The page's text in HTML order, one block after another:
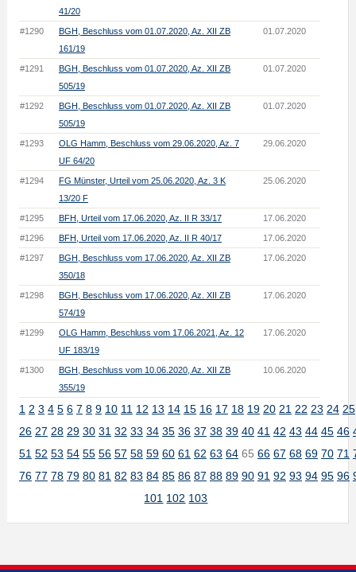
41/20
#1290
BGH, Beschluss vom 01.07.2020, Az. XII ZB
161/19
01.07.2020
#1291
BGH, Beschluss vom 01.07.2020, Az. XII ZB
505/19
01.07.2020
#1292
BGH, Beschluss vom 01.07.2020, Az. XII ZB
505/19
01.07.2020
#1293
OLG Hamm, Beschluss vom 29.06.2020, Az. 7
UF 64/20
29.06.2020
#1294
FG Münster, Urteil vom 25.06.2020, Az. 3 K
13/20 F
25.06.2020
#1295 BFH, Urteil vom 17.06.2020, Az. II R 33/17 17.06.2020
#1296 BFH, Urteil vom 17.06.2020, Az. II R 40/17 17.06.2020
#1297
BGH, Beschluss vom 17.06.2020, Az. XII ZB
350/18
17.06.2020
#1298
BGH, Beschluss vom 17.06.2020, Az. XII ZB
574/19
17.06.2020
#1299
OLG Hamm, Beschluss vom 17.06.2021, Az. 12
UF 183/19
17.06.2020
#1300
BGH, Beschluss vom 10.06.2020, Az. XII ZB
355/19
10.06.2020
1 2 3 4 5 6 7 8 9 10 11 12 13 14 15 16 17 18 19 20 21 22 23 24 25
26 27 28 29 30 31 32 33 34 35 36 37 38 39 40 41 42 43 44 45 46
51 52 53 54 55 56 57 58 59 60 61 62 63 6465 66 67 68 69 70 71
76 77 78 79 80 81 82 83 84 85 86 87 88 89 90 91 92 93 94 95 96
101 102 103